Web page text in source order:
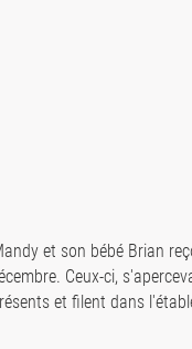
et son bébé Brian
Ceux-ci,
et filent dans